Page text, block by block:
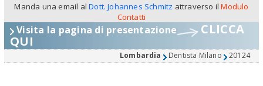
Manda una email alDott. Johannes Schmitz attraverso ilModulo
Contatti
Visita la pagina di presentazione CLICCA
QUI
Lombardia Dentista Milano 20124